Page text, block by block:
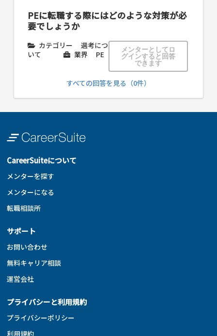
PEに転職する際にはどのような対策が必
要でしょうか
カテゴリー
選考につ
いて
業界 PE
メンターとしてロ
グインすると回答
できます
すべての回答を見る（0件）
CareerSuiteについて
メンターを探す
メンターになる
転職相談所
サポート
お問い合わせ
無料キャリア相談
運営会社
プライバシーと利用規約
プライバシーポリシー
利用規約